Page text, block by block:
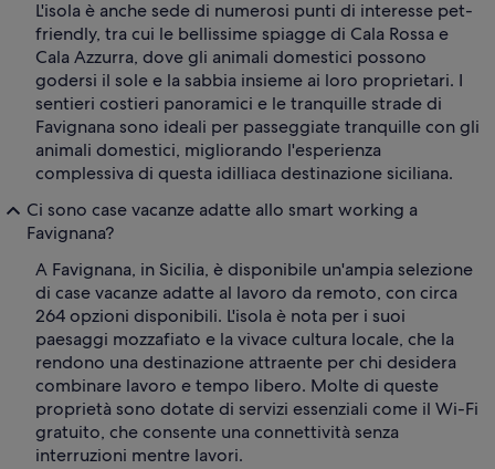
L'isola è anche sede di numerosi punti di interesse pet-
friendly, tra cui le bellissime spiagge di Cala Rossa e
Cala Azzurra, dove gli animali domestici possono
godersi il sole e la sabbia insieme ai loro proprietari. I
sentieri costieri panoramici e le tranquille strade di
Favignana sono ideali per passeggiate tranquille con gli
animali domestici, migliorando l'esperienza
complessiva di questa idilliaca destinazione siciliana.
Ci sono case vacanze adatte allo smart working a
Favignana?
A Favignana, in Sicilia, è disponibile un'ampia selezione
di case vacanze adatte al lavoro da remoto, con circa
264 opzioni disponibili. L'isola è nota per i suoi
paesaggi mozzafiato e la vivace cultura locale, che la
rendono una destinazione attraente per chi desidera
combinare lavoro e tempo libero. Molte di queste
proprietà sono dotate di servizi essenziali come il Wi-Fi
gratuito, che consente una connettività senza
interruzioni mentre lavori.